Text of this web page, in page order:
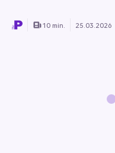
10 min. 25.03.2026